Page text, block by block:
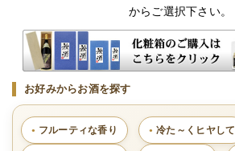
からご選択下さい。
お好みからお酒を探す
フルーティな香り 冷た～くヒヤして